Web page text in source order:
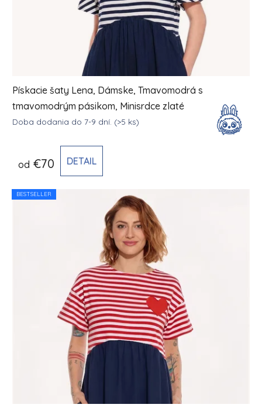
Pískacie šaty Lena, Dámske, Tmavomodrá s
tmavomodrým pásikom, Minisrdce zlaté
Doba dodania do 7-9 dní. (>5 ks)
od €70 DETAIL
BESTSELLER